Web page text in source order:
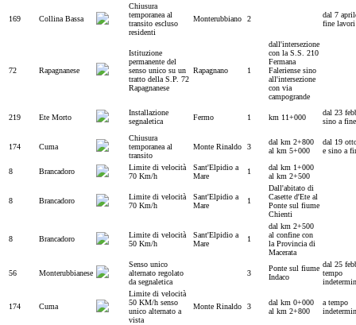
169 Collina Bassa
Chiusura
temporanea al
transito escluso
residenti
Monterubbiano 2
dal 7
fine lavori
72 Rapagnanese
Istituzione
permanente del
senso unico su un
tratto della S.P. 72
Rapagnanese
Rapagnano 1
dall'intersezione
con la S.S. 210
Fermana
Faleriense sino
all'intersezione
con via
campogrande
219 Ete Morto
Installazione
segnaletica
Fermo 1 km 11+000
dal 23
sino a
174 Cuma
Chiusura
temporanea al
transito
Monte Rinaldo 3
dal km 2+800
al km 5+000
dal 19
e sino a
8 Brancadoro
Limite di velocità
70 Km/h
Sant'Elpidio a
Mare
1
dal km 1+000
al km 2+500
8 Brancadoro
Limite di velocità
70 Km/h
Sant'Elpidio a
Mare
1
Dall'abitato di
Casette d'Ete al
Ponte sul fiume
Chienti
8 Brancadoro
Limite di velocità
50 Km/h
Sant'Elpidio a
Mare
1
dal km 2+500
al confine con
la Provincia di
Macerata
56 Monterubbianese
Senso unico
alternato regolato
da segnaletica
3
Ponte sul fiume
Indaco
dal 25
tempo
174 Cuma
Limite di velocità
50 KM/h senso
unico alternato a
vista
Monte Rinaldo 3
dal km 0+000
al km 2+800
a tempo